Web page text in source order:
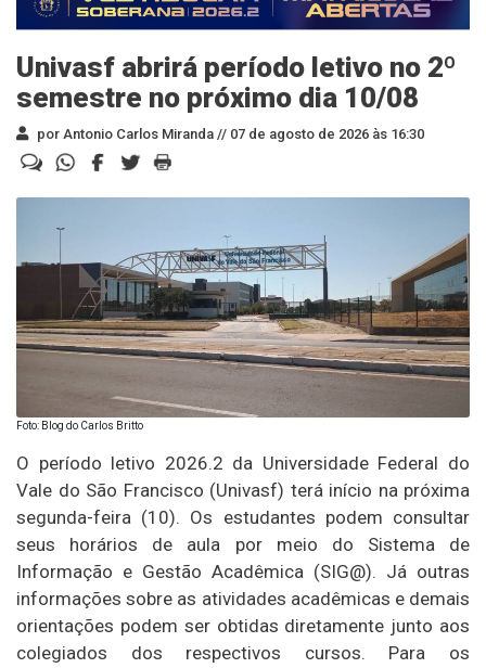
Univasf abrirá período letivo no 2º
semestre no próximo dia 10/08
por Antonio Carlos Miranda // 07 de agosto de 2026 às 16:30
Foto: Blog do Carlos Britto
O período letivo 2026.2 da Universidade Federal do
Vale do São Francisco (Univasf) terá início na próxima
segunda-feira (10). Os estudantes podem consultar
seus horários de aula por meio do Sistema de
Informação e Gestão Acadêmica (SIG@). Já outras
informações sobre as atividades acadêmicas e demais
orientações podem ser obtidas diretamente junto aos
colegiados dos respectivos cursos. Para os